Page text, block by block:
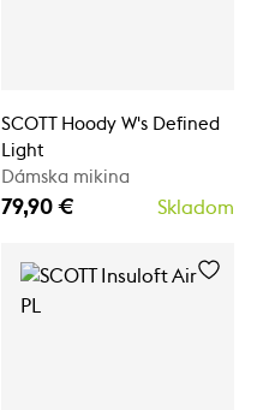
SCOTT Hoody W's Defined
Light
Dámska mikina
79,90 € Skladom